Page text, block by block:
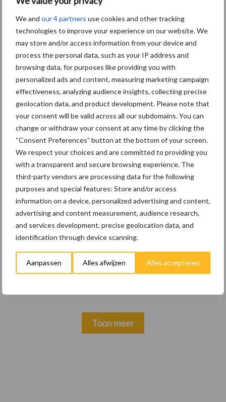
We and our 4 partners use cookies and other tracking
technologies to improve your experience on our website. We
may store and/or access information from your device and
process the personal data, such as your IP address and
browsing data, for purposes like providing you with
personalized ads and content, measuring marketing campaign
effectiveness, analyzing audience insights, collecting precise
geolocation data, and product development. Please note that
your consent will be valid across all our subdomains. You can
change or withdraw your consent at any time by clicking the
“Consent Preferences” button at the bottom of your screen.
We respect your choices and are committed to providing you
with a transparent and secure browsing experience. The
third-party vendors are processing data for the following
purposes and special features: Store and/or access
information on a device, personalized advertising and content,
advertising and content measurement, audience research,
and services development, precise geolocation data, and
identification through device scanning.
Aanpassen Alles afwijzen Alles accepteren
Primaire
Sidebar
Recent nieuws Partner nieuws
8 jan
Belastingdienst publiceert
Landelijke Landbouwnormen 2025
23 dec
10 praktisch tips om je voor te
bereiden op mogelijke uitval van het
stroomnet
23 dec
EU-pluimveesector groeit door,
maar tempo vlakt af
22 dec
Kwaliteit als wapen tegen
internationale handelsdruk in de
veeteeltsector
22 dec
BoerenPerspectief en Erfcoaching
Overijssel: ondersteuning bij grote
Toon meer